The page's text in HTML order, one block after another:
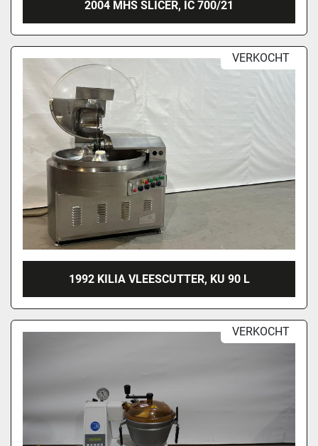
2004 MHS SLICER, IC 700/21
VERKOCHT
1992 KILIA VLEESCUTTER, KU 90 L
VERKOCHT